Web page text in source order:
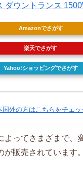
ダウントランス
Amazonでさがす
楽天でさがす
Yahoo!ショッピングでさがす
国外の方はこちらをチェッ
よってさまざまで、
が販売されています。